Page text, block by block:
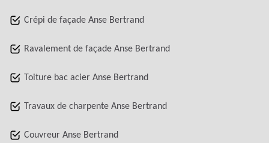
Crépi de façade Anse Bertrand
Ravalement de façade Anse Bertrand
Toiture bac acier Anse Bertrand
Travaux de charpente Anse Bertrand
Couvreur Anse Bertrand